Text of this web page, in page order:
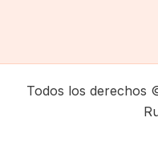
Todos los derechos